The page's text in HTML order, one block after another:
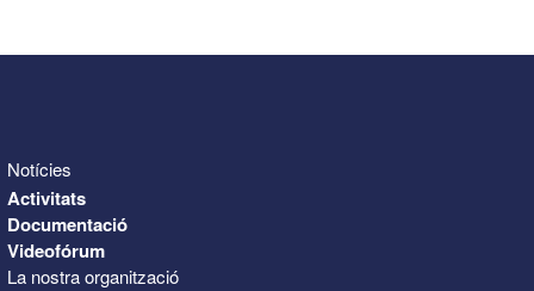
Notícies
Activitats
Documentació
Videofórum
La nostra organització